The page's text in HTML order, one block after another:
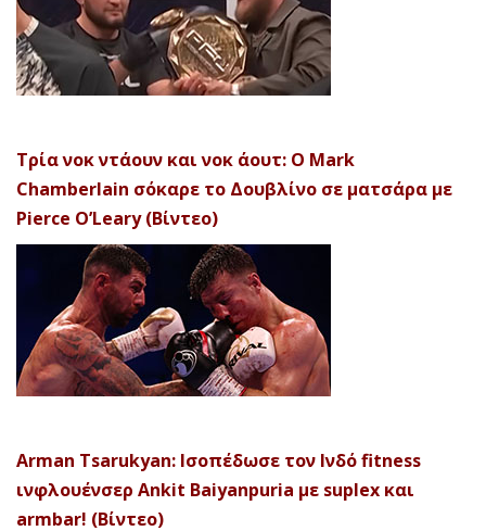
Τρία νοκ ντάουν και νοκ άουτ: Ο Mark
Chamberlain σόκαρε το Δουβλίνο σε ματσάρα με
Pierce O’Leary (Βίντεο)
Arman Tsarukyan: Ισοπέδωσε τον Ινδό fitness
ινφλουένσερ Ankit Baiyanpuria με suplex και
armbar! (Βίντεο)